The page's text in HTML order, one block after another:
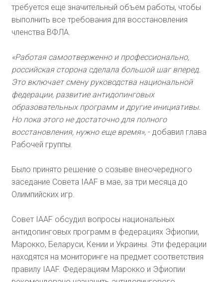
требуется еще значительный объем работы, чтобы
выполнить все требования для восстановления
членства ВФЛА.
«Работая самоотверженно и профессионально,
российская сторона сделала большой шаг вперед.
Это включает смену руководства национальной
федерации, развитие антидопинговых
образовательных программ и другие инициативы.
Но пока этого не достаточно для полного
восстановления, нужно еще время», - добавил глава
Рабочей группы.
Было принято решение о созыве внеочередного
заседание Совета IAAF в мае, за три месяца до
Олимпийских игр.
Совет IAAF обсудил вопросы национальных
антидопинговых программ в федерациях Эфиопии,
Марокко, Беларуси, Кении и Украины. Эти федерации
находятся на мониторинге на предмет соответствия
правилу IAAF. Федерациям Марокко и Эфиопии